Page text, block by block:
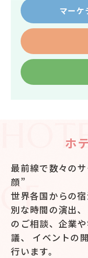
マーケ
ホ
CE
最前線で数々の
顔”
世界各国からの
別な時間の演出、
のご相談、企業
議、
イベントの
行います。